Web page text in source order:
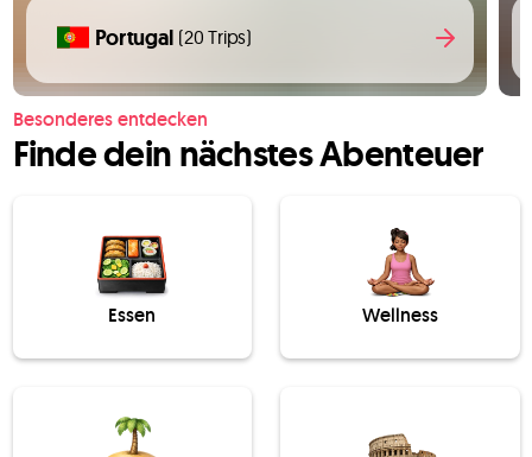
Portugal (20 Trips)
Besonderes entdecken
Finde dein nächstes Abenteuer
Essen Wellness